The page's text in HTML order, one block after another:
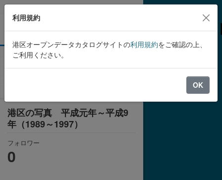
Skip to main content
組織
港区
港区の写真 平成元年～平成9
港区の写真 平成元年～平成9
年（1989～1997）
フォロワー
0
利用規約
港区オープンデータカタログサイトの利用規約をご確認の上、
ご利用ください。
OK